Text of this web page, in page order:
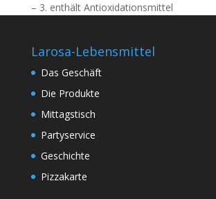
– 3. enthält Antioxidationsmittel
Larosa-Lebensmittel
Das Geschäft
Die Produkte
Mittagstisch
Partyservice
Geschichte
Pizzakarte